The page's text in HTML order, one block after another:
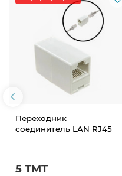
Переходник
соединитель LAN RJ45
5 TMT